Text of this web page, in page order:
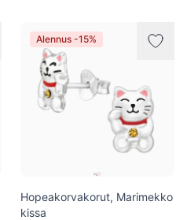
Alennus -15%
Hopeakorvakorut, Marimekko
kissa